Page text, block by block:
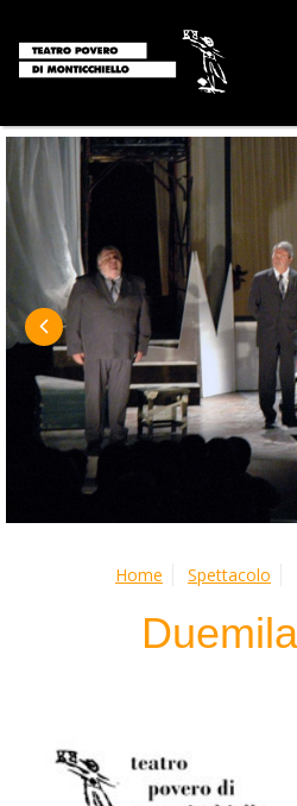
Chi siamo
Stagione
I luoghi del teatro
Soggiorni e attività
Monticchiello
Contatti
Home Spettacolo